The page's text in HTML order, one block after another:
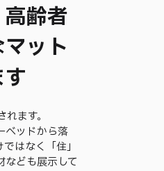
齢者
ット
ます。
ベッドから落
はなく「住」
ども展示して